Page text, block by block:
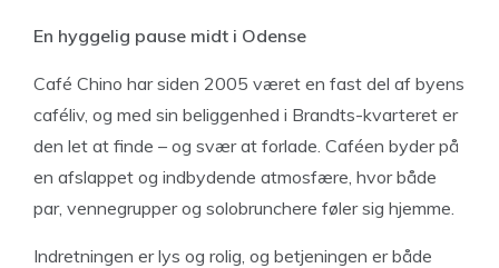
En hyggelig pause midt i Odense
Café Chino har siden 2005 været en fast del af byens
caféliv, og med sin beliggenhed i Brandts-kvarteret er
den let at finde – og svær at forlade. Caféen byder på
en afslappet og indbydende atmosfære, hvor både
par, vennegrupper og solobrunchere føler sig hjemme.
Indretningen er lys og rolig, og betjeningen er både